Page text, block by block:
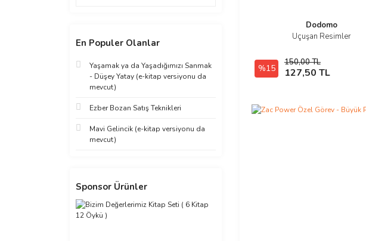
En Populer Olanlar
Yaşamak ya da Yaşadığımızı Sanmak
- Düşey Yatay (e-kitap versiyonu da
mevcut)
Ezber Bozan Satış Teknikleri
Mavi Gelincik (e-kitap versiyonu da
mevcut)
Sponsor Ürünler
Dodomo
Uçuşan Resimler
%15
150,00 TL
127,50 TL
İncele
Hızlı Satın Al